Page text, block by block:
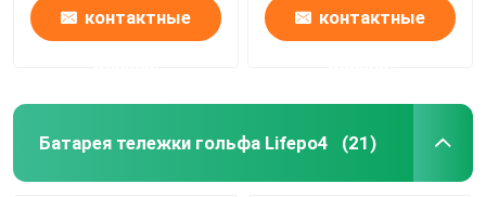
контактные контактные
Батарея тележки гольфа Lifepo4 (21)